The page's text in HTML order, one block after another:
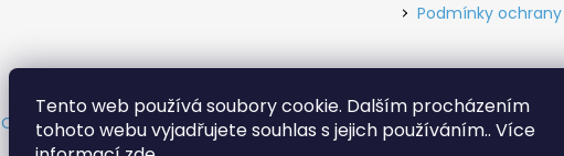
Tento web používá soubory cookie. Dalším procházením
tohoto webu vyjadřujete souhlas s jejich používáním.. Více
Podmínky
Obchodní podmínky Ochrana osobních údajů Tabulky velikostí Kontakt